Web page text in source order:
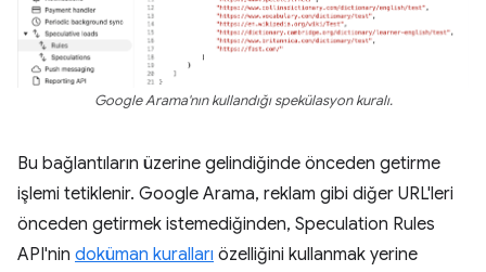
Google Arama'nın kullandığı spekülasyon kuralı.
Bu bağlantıların üzerine gelindiğinde önceden getirme
işlemi tetiklenir. Google Arama, reklam gibi diğer URL'leri
önceden getirmek istemediğinden, Speculation Rules
API'nin doküman kuralları özelliğini kullanmak yerine